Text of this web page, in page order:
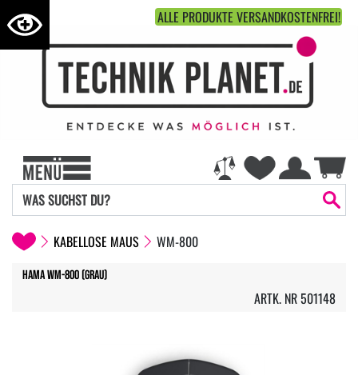
ALLE PRODUKTE VERSANDKOSTENFREI!
KABELLOSE MAUS WM-800
Hama WM-800 (Grau)
ARTK. NR 501148